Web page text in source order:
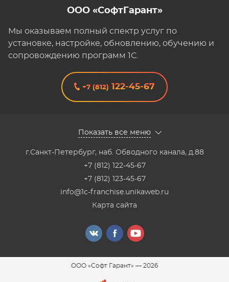
ООО «СофтГарант»
Мы оказываем полный спектр услуг по
установке, настройке, обновлению, обучению и
сопровождению программ 1С.
+7 (812) 122-45-67
Показать все меню
г.Санкт-Петербург, наб. Обводного канала, д.88
+7 (812) 122-45-67
+7 (812) 123-45-67
info@1c-franchise.unikaweb.ru
Карта сайта
ООО «Софт Гарант» — 2026